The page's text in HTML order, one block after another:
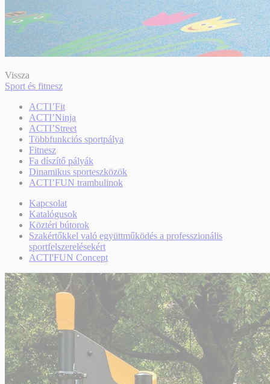
Vissza
Sport és fitnesz
ACTI’Fit
ACTI’Ninja
ACTI’Street
Többfunkciós sportpálya
Fitnesz
Fa díszítő pályák
Dinamikus sporteszközök
ACTI’FUN trambulinok
Kapcsolat
Katalógusok
Köztéri bútorok
Szakértőkkel való együttműködés a professzionális
sportfelszerelésekért
ACTI'FUN Concept